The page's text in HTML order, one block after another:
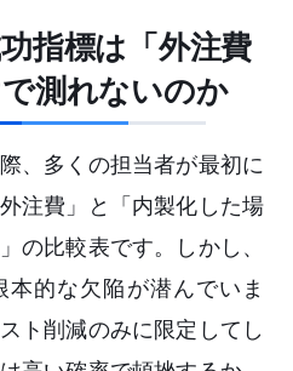
指標は「外注費
測れないのか
、多くの担当者が最初に
注費」と「内製化した場
の比較表です。しかし、
的な欠陥が潜んでいま
ト削減のみに限定してし